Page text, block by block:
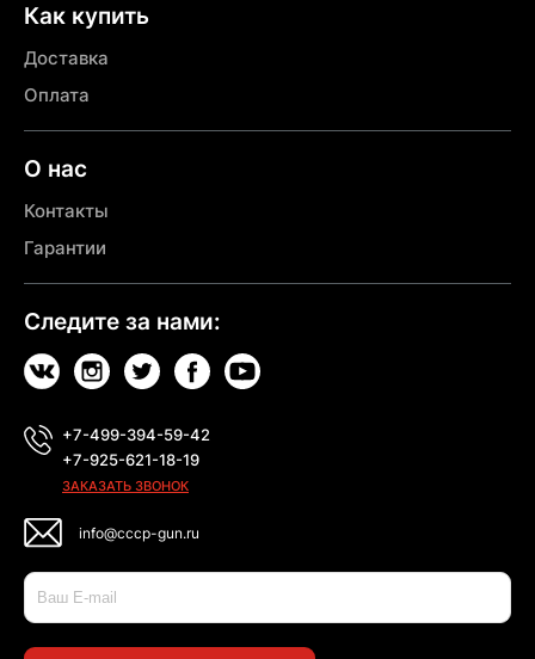
Как купить
Доставка
Оплата
О нас
Контакты
Гарантии
Следите за нами:
+7-499-394-59-42
+7-925-621-18-19
ЗАКАЗАТЬ ЗВОНОК
info@cccp-gun.ru